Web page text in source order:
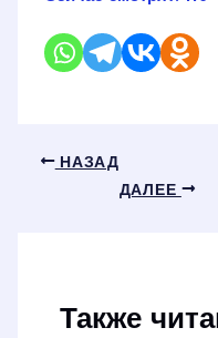
НАЗАД
ДАЛЕЕ
Также